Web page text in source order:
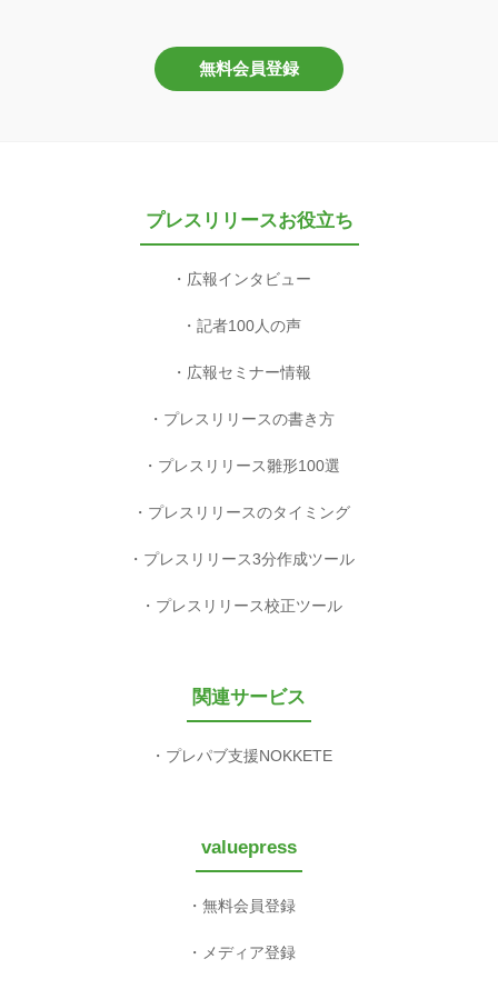
無料会員登録
プレスリリースお役立ち
広報インタビュー
記者100人の声
広報セミナー情報
プレスリリースの書き方
プレスリリース雛形100選
プレスリリースのタイミング
プレスリリース3分作成ツール
プレスリリース校正ツール
関連サービス
プレパブ支援NOKKETE
valuepress
無料会員登録
メディア登録